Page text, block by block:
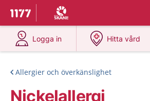
Till startsidan för 1177
Du har valt region
Logga in
på 1177.se
Hitta vård
på 1177.se
Allergier och överkänslighet
Nickelallergi